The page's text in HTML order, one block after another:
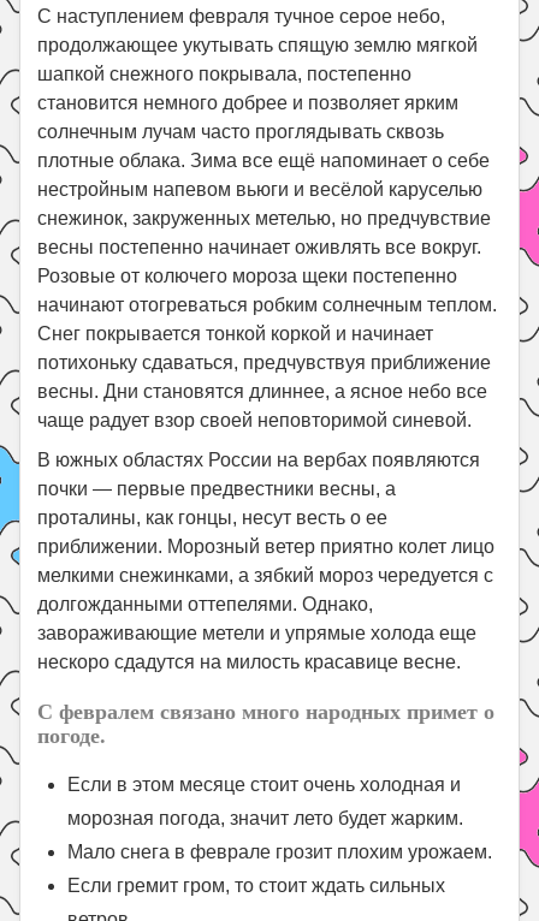
С наступлением февраля тучное серое небо,
продолжающее укутывать спящую землю мягкой
шапкой снежного покрывала, постепенно
становится немного добрее и позволяет ярким
солнечным лучам часто проглядывать сквозь
плотные облака. Зима все ещё напоминает о себе
нестройным напевом вьюги и весёлой каруселью
снежинок, закруженных метелью, но предчувствие
весны постепенно начинает оживлять все вокруг.
Розовые от колючего мороза щеки постепенно
начинают отогреваться робким солнечным теплом.
Снег покрывается тонкой коркой и начинает
потихоньку сдаваться, предчувствуя приближение
весны. Дни становятся длиннее, а ясное небо все
чаще радует взор своей неповторимой синевой.
В южных областях России на вербах появляются
почки — первые предвестники весны, а
проталины, как гонцы, несут весть о ее
приближении. Морозный ветер приятно колет лицо
мелкими снежинками, а зябкий мороз чередуется с
долгожданными оттепелями. Однако,
завораживающие метели и упрямые холода еще
нескоро сдадутся на милость красавице весне.
С февралем связано много народных примет о
погоде.
Если в этом месяце стоит очень холодная и
морозная погода, значит лето будет жарким.
Мало снега в феврале грозит плохим урожаем.
Если гремит гром, то стоит ждать сильных